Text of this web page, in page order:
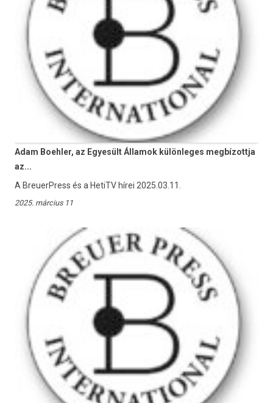
Adam Boehler, az Egyesült Államok különleges megbízottja
az...
A BreuerPress és a HetiTV hírei 2025.03.11.
2025. március 11